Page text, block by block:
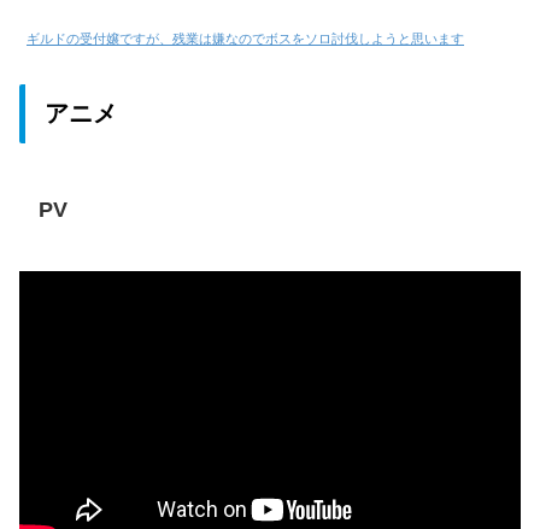
ギルドの受付嬢ですが、残業は嫌なのでボスをソロ討伐しようと思います
アニメ
PV